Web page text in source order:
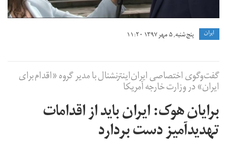
ايران پنج شنبه, ۵ مهر ۱۳۹۷ ۱۱:۲۰
گفت‌وگوی اختصاصی ایران‌اینترنشنال با مدیر گروه «اقدام برای
ایران» در وزارت خارجه آمریکا
برایان هوک: ایران باید از اقدامات
تهدیدآمیز دست بردارد